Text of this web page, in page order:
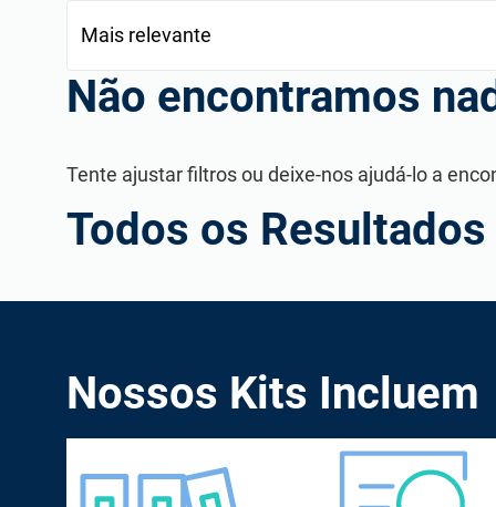
Diretório de Consultor
Não encontramos
Tente ajustar filtros ou deixe-nos ajudá-lo a
Todos os Resultados
Nossos Kits Incluem